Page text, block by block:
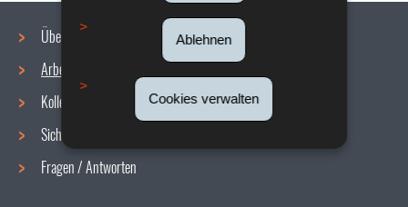
Ablehnen
Cookies verwalten
Navigationsmenü
Über uns
Arbeitsbedingungen
Kollektive Vereinbarungen
Sicherheit/Gesundheit am Arbeitsplatz
Fragen / Antworten